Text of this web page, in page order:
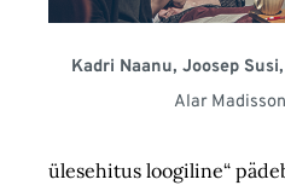
Kadri Naanu, Joosep
Alar Madisson
ülesehitus loogiline“